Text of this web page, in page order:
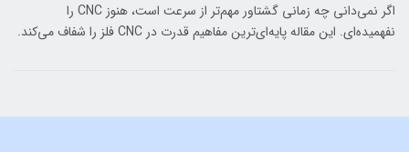
اگر نمی‌دانی چه زمانی گشتاور مهم‌تر از سرعت است، هنوز CNC را
نفهمیده‌ای. این مقاله پایه‌ای‌ترین مفاهیم قدرت در CNC فلز را شفاف می‌کند.